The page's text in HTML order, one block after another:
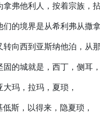
拿弗他利人，按着宗族，拈
们的境界是从希利弗从撒
转向西到亚斯纳他泊，从
固的城就是，西丁，侧耳
大玛，拉玛，夏琐，
低斯，以得来，隐夏琐，